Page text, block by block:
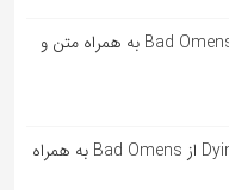
آهنگ انگلیسی Impose از Bad Omens به همراه متن و
آهنگ انگلیسی Dying To Love از Bad Omens به همراه